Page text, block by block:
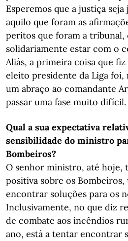
Esperemos que a justiça
aquilo que foram as
peritos que foram a tribunal,
solidariamente estar com o
Aliás, a primeira coisa que
eleito presidente da Liga foi,
um abraço ao comandante
passar uma fase muito difícil.
Qual a sua expectativa
sensibilidade do ministro
Bombeiros?
O senhor ministro, até hoje,
positiva sobre os
encontrar soluções para os
Inclusivamente, no que diz
de combate aos incêndios
ano, está a tentar encontrar